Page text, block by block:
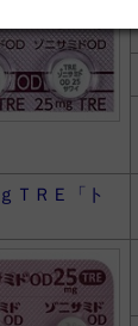
ＴＲＥ「ト